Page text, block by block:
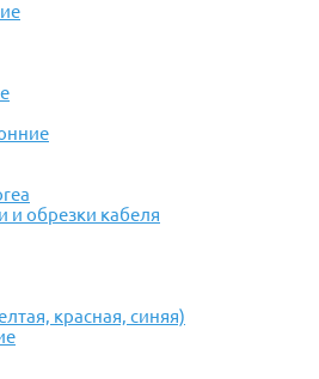
и обрезки кабеля
красная, синяя)